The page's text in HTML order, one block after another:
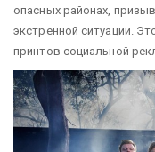
опасных районах,
экстренной ситуации.
принтов социальной